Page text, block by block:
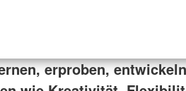
erproben,